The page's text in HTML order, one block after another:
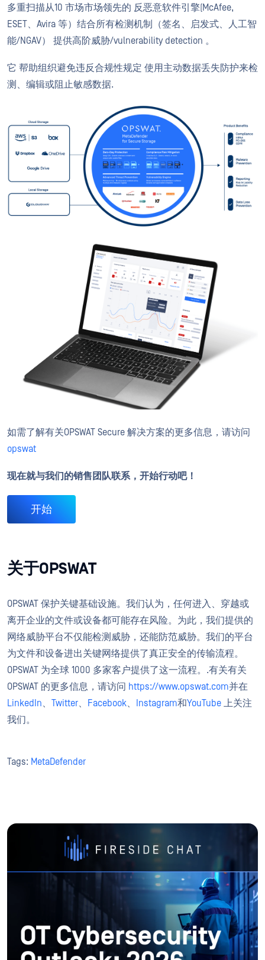
多重扫描从10 市场市场领先的 反恶意软件引擎(McAfee,
ESET、Avira 等）结合所有检测机制（签名、启发式、人工智
能/NGAV） 提供高阶威胁/vulnerability detection 。
它 帮助组织避免违反合规性规定 使用主动数据丢失防护来检
测、编辑或阻止敏感数据.
如需了解有关OPSWAT Secure 解决方案的更多信息，请访问
opswat
现在就与我们的销售团队联系，开始行动吧！
开始
关于OPSWAT
OPSWAT 保护关键基础设施。我们认为，任何进入、穿越或
离开企业的文件或设备都可能存在风险。为此，我们提供的
网络威胁平台不仅能检测威胁，还能防范威胁。我们的平台
为文件和设备进出关键网络提供了真正安全的传输流程。
OPSWAT 为全球 1000 多家客户提供了这一流程。 .有关有关
OPSWAT 的更多信息，请访问 https://www.opswat.com并在
LinkedIn
Twitter Facebook Instagram和YouTube 上关注
我们。
Tags: MetaDefender